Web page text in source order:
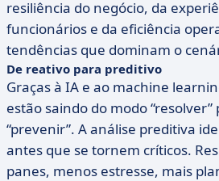
resiliência do negócio, da
funcionários e da eficiência
tendências que dominam o
De reativo para preditivo
Graças à IA e ao machine
estão saindo do modo
“prevenir”. A análise preditiva
antes que se tornem críticos.
panes, menos estresse, mais